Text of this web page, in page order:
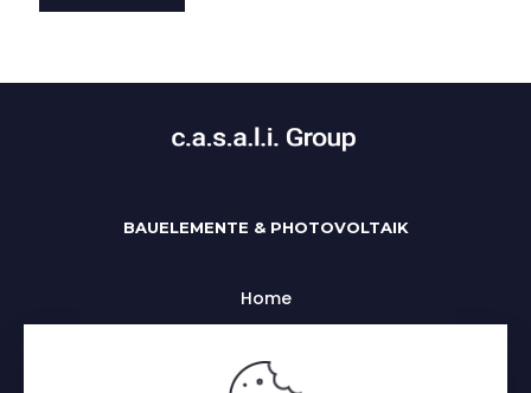
BAUELEMENTE & PHOTOVOLTAIK
Home
Alle Kategorien